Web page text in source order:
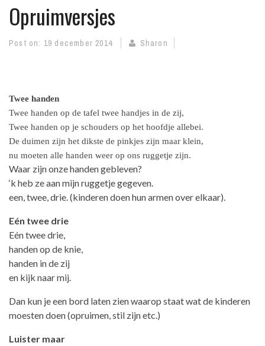
Opruimversjes
Post on: 19 december 2014 Sharon
Twee handen
Twee handen op de tafel twee handjes in de zij,
Twee handen op je schouders op het hoofdje allebei.
De duimen zijn het dikste de pinkjes zijn maar klein,
nu moeten alle handen weer op ons ruggetje zijn.
Waar zijn onze handen gebleven?
‘k heb ze aan mijn ruggetje gegeven.
een, twee, drie. (kinderen doen hun armen over elkaar).
Eén twee drie
Eén twee drie,
handen op de knie,
handen in de zij
en kijk naar mij.
Dan kun je een bord laten zien waarop staat wat de kinderen
moesten doen (opruimen, stil zijn etc.)
Luister maar